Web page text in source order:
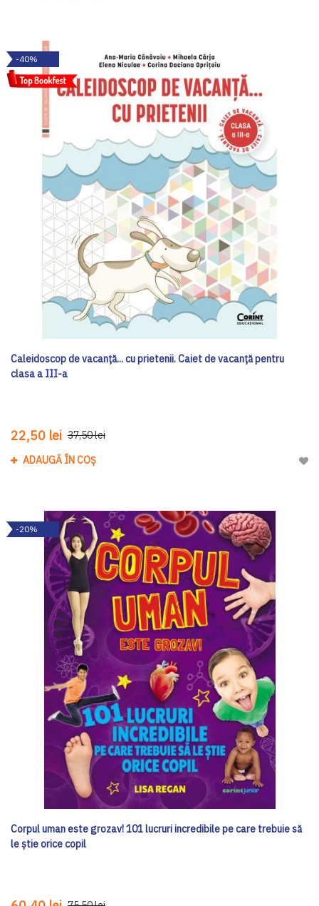
-40%
Caleidoscop de vacanță... cu prietenii. Caiet de vacanţă pentru
clasa a III-a
22,50 lei 37,50 lei
ADAUGĂ ÎN COȘ
-20%
Corpul uman este grozav! 101 lucruri incredibile pe care trebuie să
le știe orice copil